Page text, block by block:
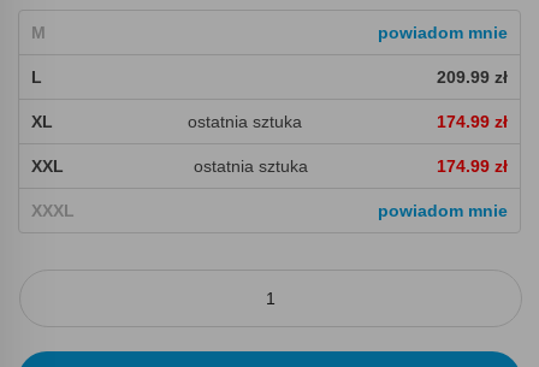
M powiadom mnie
L 209.99 zł
XL ostatnia sztuka 174.99 zł
XXL ostatnia sztuka 174.99 zł
XXXL powiadom mnie